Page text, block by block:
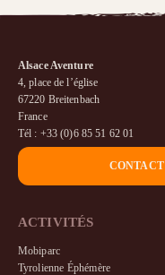
Alsace Aventure
4, place de l’église
67220 Breitenbach
France
Tél : +33 (0)6 85 51 62 01
CONTACT
ACTIVITÉS
Mobiparc
Tyrolienne Éphémère